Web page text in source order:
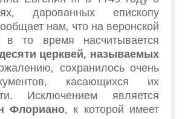
дарованных епископу
нам, что на веронской
в то время насчитывается
церквей, называемых
сохранилось очень
касающихся их
Исключением является
Флориано, к которой имеет